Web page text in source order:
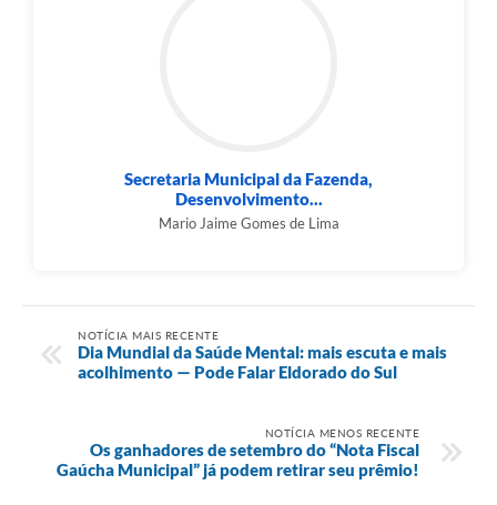
Secretaria Municipal da Fazenda,
Desenvolvimento...
Mario Jaime Gomes de Lima
NOTÍCIA MAIS RECENTE
Dia Mundial da Saúde Mental: mais escuta e mais
acolhimento — Pode Falar Eldorado do Sul
NOTÍCIA MENOS RECENTE
Os ganhadores de setembro do “Nota Fiscal
Gaúcha Municipal” já podem retirar seu prêmio!